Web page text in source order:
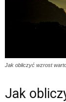
Jak obliczyć wzrost
Jak